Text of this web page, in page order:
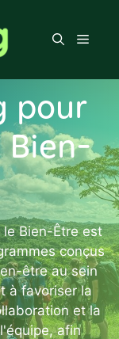
Menu
pour
Bien-
Bien-Être est
conçus
être au sein
à favoriser la
et la
afin